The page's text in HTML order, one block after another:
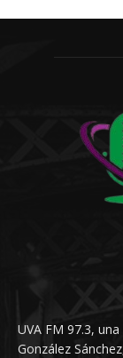
UVA FM 97.3,
González